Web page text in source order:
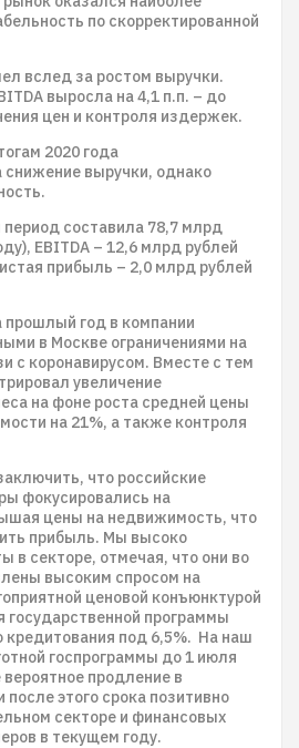
по скорректированной
вслед за ростом выручки.
выросла на 4,1 п.п. – до
цен и контроля издержек.
2020 года
выручки, однако
составила 78,7 млрд
EBITDA – 12,6 млрд рублей
прибыль – 2,0 млрд рублей
год в компании
в Москве ограничениями на
с коронавирусом. Вместе с тем
увеличение
на фоне роста средней цены
на 21%, а также контроля
что российские
фокусировались на
цены на недвижимость, что
прибыль. Мы высоко
в секторе, отмечая, что они во
высоким спросом на
ценовой конъюнктурой
государственной программы
кредитования под 6,5%. На наш
госпрограммы до 1 июля
продление в
после этого срока позитивно
секторе и финансовых
в текущем году.